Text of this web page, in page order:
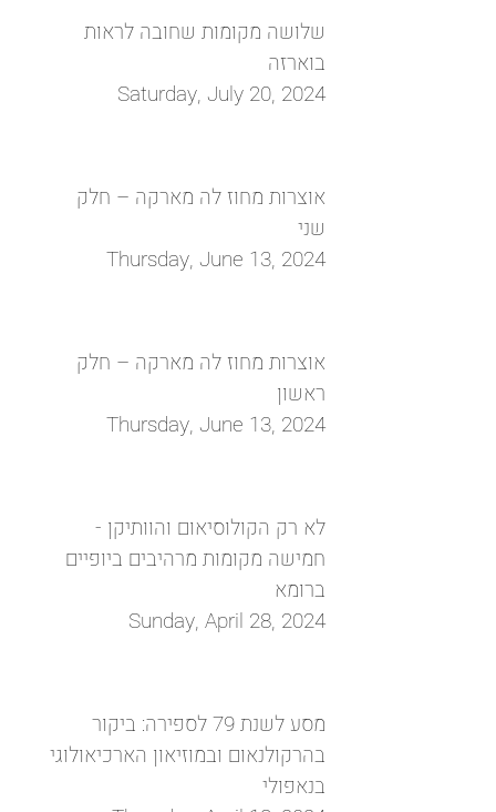
שלושה מקומות שחובה לראות
בוארזה
Saturday, July 20, 2024
אוצרות מחוז לה מארקה – חלק
שני
Thursday, June 13, 2024
אוצרות מחוז לה מארקה – חלק
ראשון
Thursday, June 13, 2024
לא רק הקולוסיאום והוותיקן -
חמישה מקומות מרהיבים ביופיים
ברומא
Sunday, April 28, 2024
מסע לשנת 79 לספירה: ביקור
בהרקולנאום ובמוזיאון הארכיאולוגי
בנאפולי